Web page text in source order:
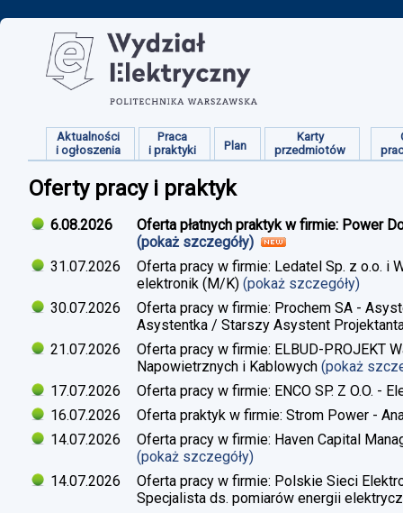
Aktualności
i ogłoszenia
Praca
i praktyki
Plan
Karty
przedmiotów
Oferty pracy i praktyk
6.08.2026
Oferta płatnych praktyk w firmie: Power
(pokaż szczegóły)
31.07.2026
Oferta pracy w firmie: Ledatel Sp. z o.o. i
elektronik (M/K) (pokaż szczegóły)
30.07.2026
Oferta pracy w firmie: Prochem SA -
Asystentka / Starszy Asystent
21.07.2026
Oferta pracy w firmie: ELBUD-PROJEKT
Napowietrznych i Kablowych (pokaż
17.07.2026
Oferta pracy w firmie: ENCO SP. Z O.O. -
16.07.2026
Oferta praktyk w firmie: Strom Power -
14.07.2026
Oferta pracy w firmie: Haven Capital
(pokaż szczegóły)
14.07.2026
Oferta pracy w firmie: Polskie Sieci
Specjalista ds. pomiarów energii